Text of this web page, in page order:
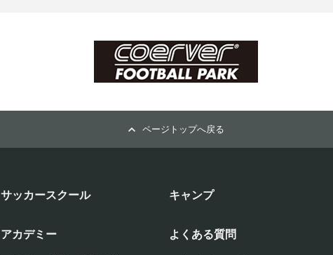
ページトップへ戻る
サッカースクール キャンプ
アカデミー よくある質問